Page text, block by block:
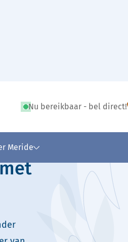
Nu bereikbaar - bel direct!
Meride